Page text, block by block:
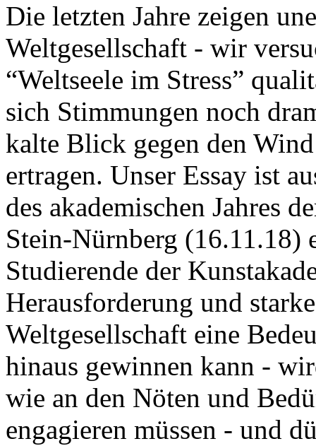
Die letzten Jahre zeigen
Weltgesellschaft - wir
“Weltseele im Stress”
sich Stimmungen noch
kalte Blick gegen den
ertragen. Unser Essay ist
des akademischen Jahres
Stein-Nürnberg (16.11.18)
Studierende der
Herausforderung und
Weltgesellschaft eine
hinaus gewinnen kann -
wie an den Nöten und
engagieren müssen - und